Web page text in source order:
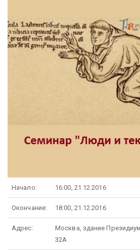
Начало: 16:00, 21.12.2016
Окончание: 18:00, 21.12.2016
Адрес:
Москва, здание
32А